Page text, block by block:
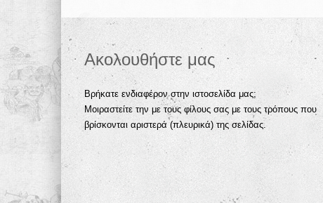
Ακολουθήστε μας
Βρήκατε ενδιαφέρον στην ιστοσελίδα μας;
Μοιραστείτε την με τους φίλους σας με τους τρόπους που
βρίσκονται αριστερά (πλευρικά) της σελίδας.